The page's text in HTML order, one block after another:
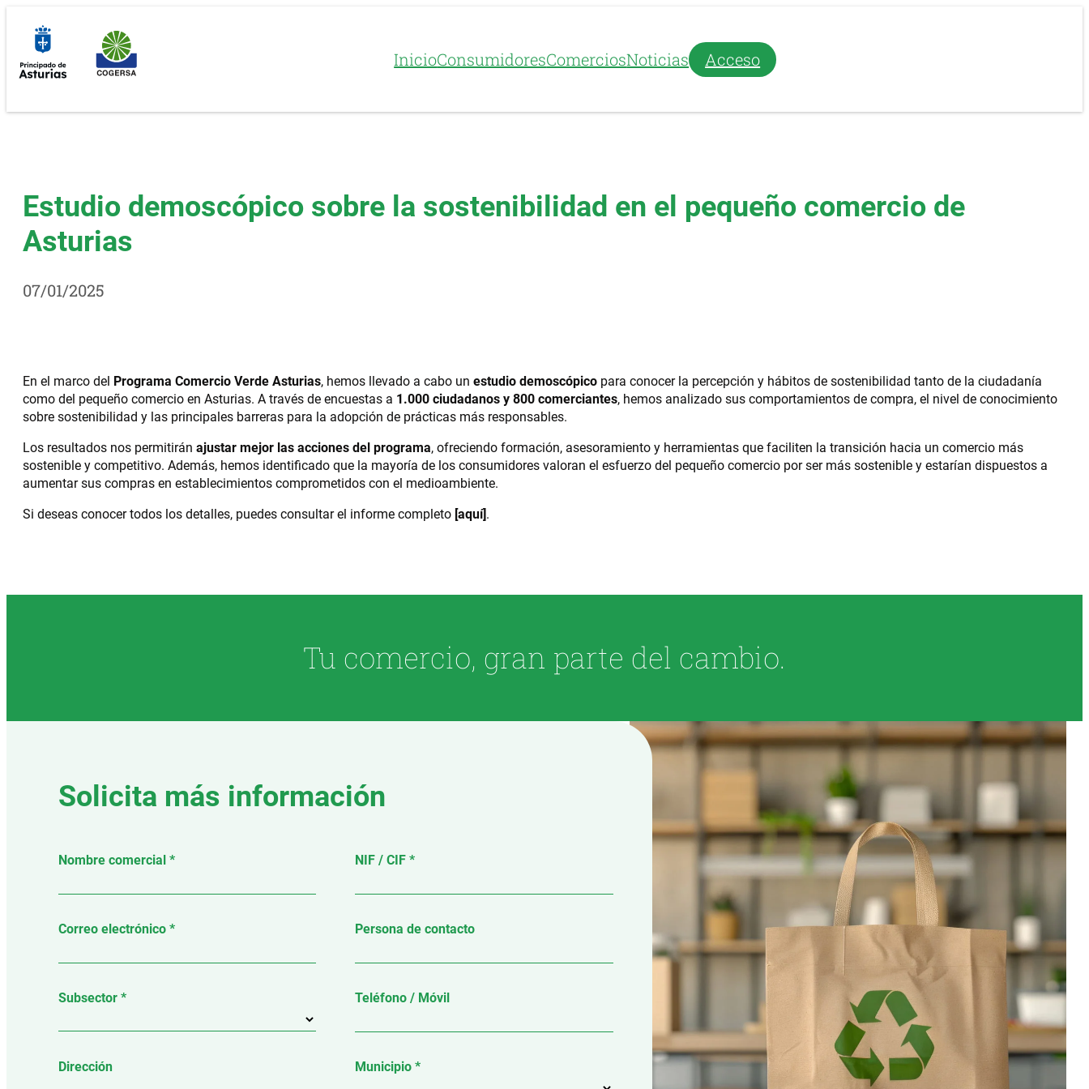
contenido
InicioConsumidoresComerciosNoticias Acceso
Estudio demoscópico sobre la sostenibilidad en el pequeño comercio de
Asturias
07/01/2025
En el marco del Programa Comercio Verde Asturias, hemos llevado a cabo un estudio demoscópico para conocer la percepción y hábitos de sostenibilidad tanto de la ciudadanía
como del pequeño comercio en Asturias. A través de encuestas a 1.000 ciudadanos y 800 comerciantes, hemos analizado sus comportamientos de compra, el nivel de conocimiento
sobre sostenibilidad y las principales barreras para la adopción de prácticas más responsables.
Los resultados nos permitirán ajustar mejor las acciones del programa, ofreciendo formación, asesoramiento y herramientas que faciliten la transición hacia un comercio más
sostenible y competitivo. Además, hemos identificado que la mayoría de los consumidores valoran el esfuerzo del pequeño comercio por ser más sostenible y estarían dispuestos a
aumentar sus compras en establecimientos comprometidos con el medioambiente.
Si deseas conocer todos los detalles, puedes consultar el informe completo [aquí].
Tu comercio, gran parte del cambio.
Solicita más información
Nombre comercial * NIF / CIF *
Correo electrónico * Persona de contacto
Subsector * Teléfono / Móvil
Dirección Municipio *